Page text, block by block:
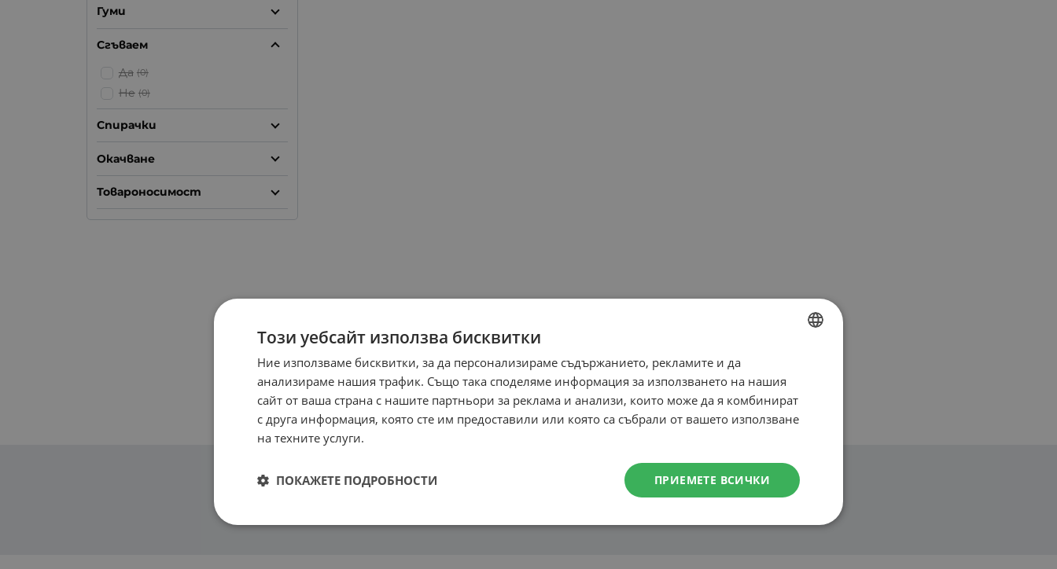
Гуми
Сгъваем
Да (0)
Не (0)
Спирачки
Окачване
Товароносимост
ENGLISH
Този уебсайт използва бисквитки
Ние използваме бисквитки, за да персонализираме съдържанието, рекламите и да
анализираме нашия трафик. Също така споделяме информация за използването на нашия
сайт от ваша страна с нашите партньори за реклама и анализи, които може да я комбинират
с друга информация, която сте им предоставили или която са събрали от вашето използване
на техните услуги.
ПРИЕМЕТЕ ВСИЧКИ
ПОКАЖЕТЕ ПОДРОБНОСТИ